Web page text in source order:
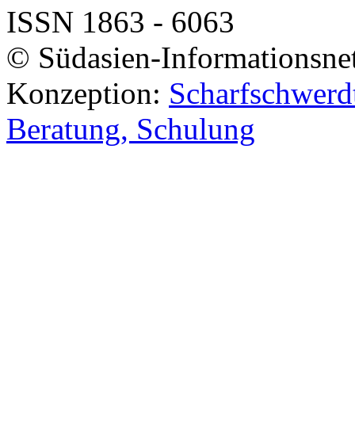
ISSN 1863 - 6063
© Südasien-
Konzeption:
Beratung, Schulung